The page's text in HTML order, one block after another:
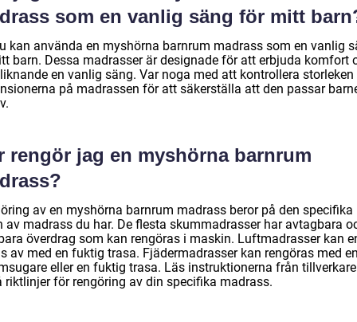
som en vanlig säng för mitt
kan använda en myshörna barnrum madrass som en vanlig
barn. Dessa madrasser är designade för att erbjuda komfort
en vanlig säng. Var noga med att kontrollera storleken
på madrassen för att säkerställa att den passar
rengör jag en myshörna barnrum
av en myshörna barnrum madrass beror på den specifika
av madrass du har. De flesta skummadrasser har avtagbara
överdrag som kan rengöras i maskin. Luftmadrasser kan
av med en fuktig trasa. Fjädermadrasser kan rengöras med
eller en fuktig trasa. Läs instruktionerna från
riktlinjer för rengöring av din specifika madrass.